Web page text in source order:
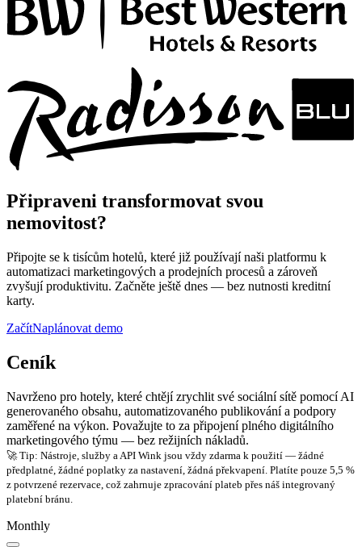
Připraveni transformovat svou
nemovitost?
Připojte se k tisícům hotelů, které již používají naši platformu k
automatizaci marketingových a prodejních procesů a zároveň
zvyšují produktivitu. Začněte ještě dnes — bez nutnosti kreditní
karty.
ZačítNaplánovat demo
Ceník
Navrženo pro hotely, které chtějí zrychlit své sociální sítě pomocí AI
generovaného obsahu, automatizovaného publikování a podpory
zaměřené na výkon. Považujte to za připojení plného digitálního
marketingového týmu — bez režijních nákladů.
🚀 Tip: Nástroje, služby a API Wink jsou vždy zdarma k použití — žádné
předplatné, žádné poplatky za nastavení, žádná překvapení. Platíte pouze 5,5 %
z potvrzené rezervace, což zahrnuje zpracování plateb přes náš integrovaný
platební bránu.
Monthly